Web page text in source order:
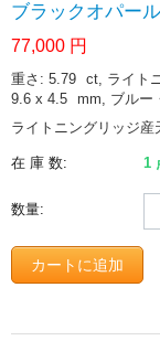
ブラックオパー
77,000 円
重さ: 5.79 ct, ライト
9.6 x 4.5 mm, ブルー
ライトニングリッジ
在 庫 数: 1
数量:
カートに追加